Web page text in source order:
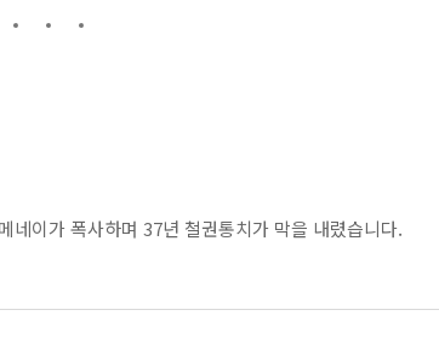
네이가 폭사하며 37년 철권통치가 막을 내렸습니다.